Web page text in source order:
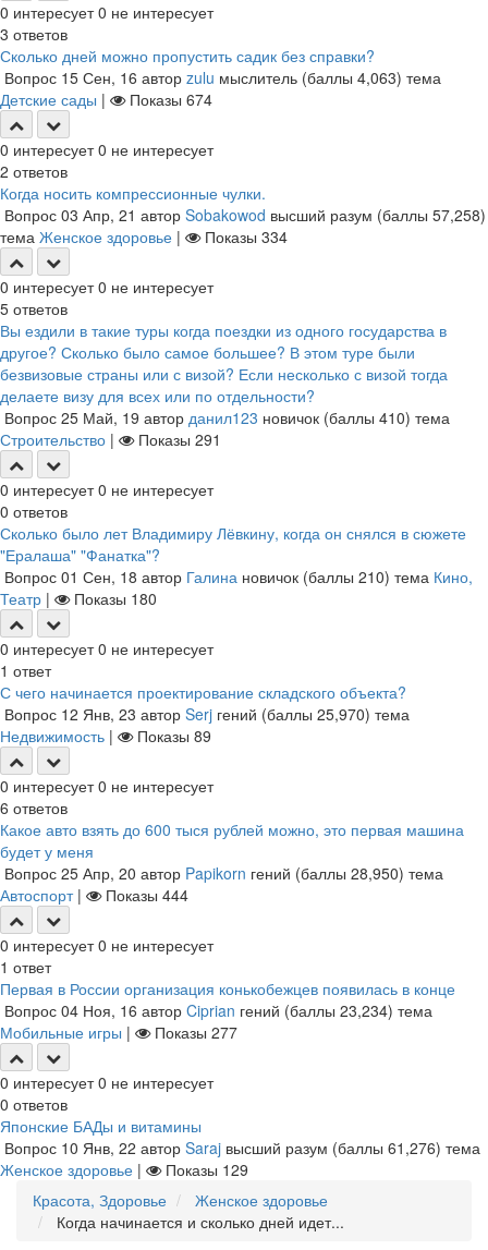
0 интересует 0 не интересует
3 ответов
Сколько дней можно пропустить садик без справки?
Вопрос 15 Сен, 16 автор zulu мыслитель (баллы 4,063) тема
Детские сады | Показы 674
0 интересует 0 не интересует
2 ответов
Когда носить компрессионные чулки.
Вопрос 03 Апр, 21 автор Sobakowod высший разум (баллы 57,258)
тема Женское здоровье | Показы 334
0 интересует 0 не интересует
5 ответов
Вы ездили в такие туры когда поездки из одного государства в
другое? Сколько было самое большее? В этом туре были
безвизовые страны или с визой? Если несколько с визой тогда
делаете визу для всех или по отдельности?
Вопрос 25 Май, 19 автор данил123 новичок (баллы 410) тема
Строительство | Показы 291
0 интересует 0 не интересует
0 ответов
Сколько было лет Владимиру Лёвкину, когда он снялся в сюжете
"Ералаша" "Фанатка"?
Вопрос 01 Сен, 18 автор Галина новичок (баллы 210) тема Кино,
Театр | Показы 180
0 интересует 0 не интересует
1 ответ
С чего начинается проектирование складского объекта?
Вопрос 12 Янв, 23 автор Serj гений (баллы 25,970) тема
Недвижимость | Показы 89
0 интересует 0 не интересует
6 ответов
Какое авто взять до 600 тыся рублей можно, это первая машина
будет у меня
Вопрос 25 Апр, 20 автор Papikorn гений (баллы 28,950) тема
Автоспорт | Показы 444
0 интересует 0 не интересует
1 ответ
Первая в России организация конькобежцев появилась в конце
Вопрос 04 Ноя, 16 автор Ciprian гений (баллы 23,234) тема
Мобильные игры | Показы 277
0 интересует 0 не интересует
0 ответов
Японские БАДы и витамины
Вопрос 10 Янв, 22 автор Saraj высший разум (баллы 61,276) тема
Женское здоровье | Показы 129
Красота, Здоровье
Женское здоровье
Когда начинается и сколько дней идет...